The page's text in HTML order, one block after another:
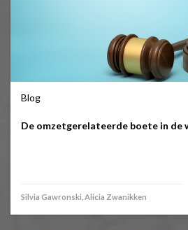
Blog
De omzetgerelateerde boete in de
Silvia Gawronski, Alicia Zwanikken